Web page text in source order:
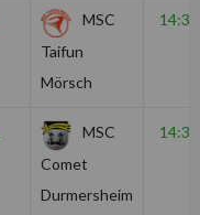
MSC
Taifun
Mörsch
14:30
MSC
Comet
Durmersheim
14:30